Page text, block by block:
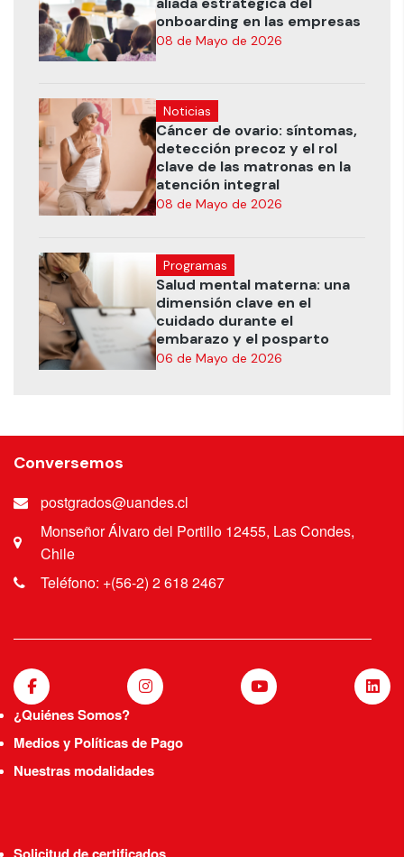
onboarding en las empresas
08 de Mayo de 2026
Noticias
Cáncer de ovario: síntomas,
detección precoz y el rol
clave de las matronas en la
atención integral
08 de Mayo de 2026
Programas
Salud mental materna: una
dimensión clave en el
cuidado durante el
embarazo y el posparto
06 de Mayo de 2026
Conversemos
postgrados@uandes.cl
Monseñor Álvaro del Portillo 12455, Las Condes,
Chile
Teléfono: +(56-2) 2 618 2467
¿Quiénes Somos?
Medios y Políticas de Pago
Nuestras modalidades